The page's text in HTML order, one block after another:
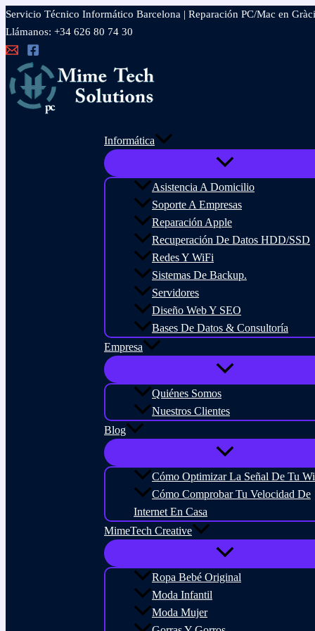
Ir
al
contenido
Servicio Técnico Informático Barcelona | Reparación PC/Mac en
Llámanos: +34 626 80 74 30
Informática
Asistencia A Domicilio
Soporte A Empresas
Reparación Apple
Recuperación De Datos HDD/SSD
Redes Y WiFi
Sistemas De Backup.
Servidores
Diseño Web Y SEO
Bases De Datos & Consultoría
Empresa
Quiénes Somos
Nuestros Clientes
Blog
Cómo Optimizar La Señal De Tu
Cómo Comprobar Tu Velocidad De
Internet En Casa
MimeTech Creative
Ropa Bebé Original
Moda Infantil
Moda Mujer